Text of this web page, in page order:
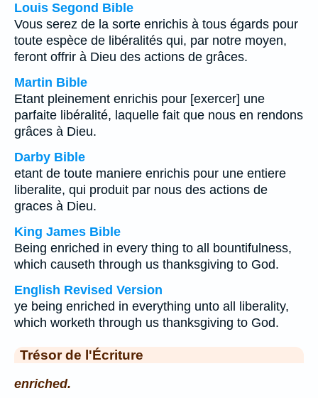
Louis Segond Bible
Vous serez de la sorte enrichis à tous égards pour
toute espèce de libéralités qui, par notre moyen,
feront offrir à Dieu des actions de grâces.
Martin Bible
Etant pleinement enrichis pour [exercer] une
parfaite libéralité, laquelle fait que nous en rendons
grâces à Dieu.
Darby Bible
etant de toute maniere enrichis pour une entiere
liberalite, qui produit par nous des actions de
graces à Dieu.
King James Bible
Being enriched in every thing to all bountifulness,
which causeth through us thanksgiving to God.
English Revised Version
ye being enriched in everything unto all liberality,
which worketh through us thanksgiving to God.
Trésor de l'Écriture
enriched.